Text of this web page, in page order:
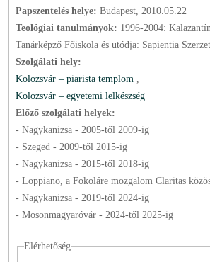
Papszentelés helye: Budapest, 2010.05.22
Teológiai tanulmányok: 1996-2004:
Tanárképző Főiskola és utódja: Sapientia
Szolgálati hely:
Kolozsvár – piarista templom ,
Kolozsvár – egyetemi lelkészség
Előző szolgálati helyek:
- Nagykanizsa - 2005-től 2009-ig
- Szeged - 2009-től 2015-ig
- Nagykanizsa - 2015-től 2018-ig
- Loppiano, a Fokoláre mozgalom Claritas
- Nagykanizsa - 2019-től 2024-ig
- Mosonmagyaróvár - 2024-től 2025-ig
Elérhetőség